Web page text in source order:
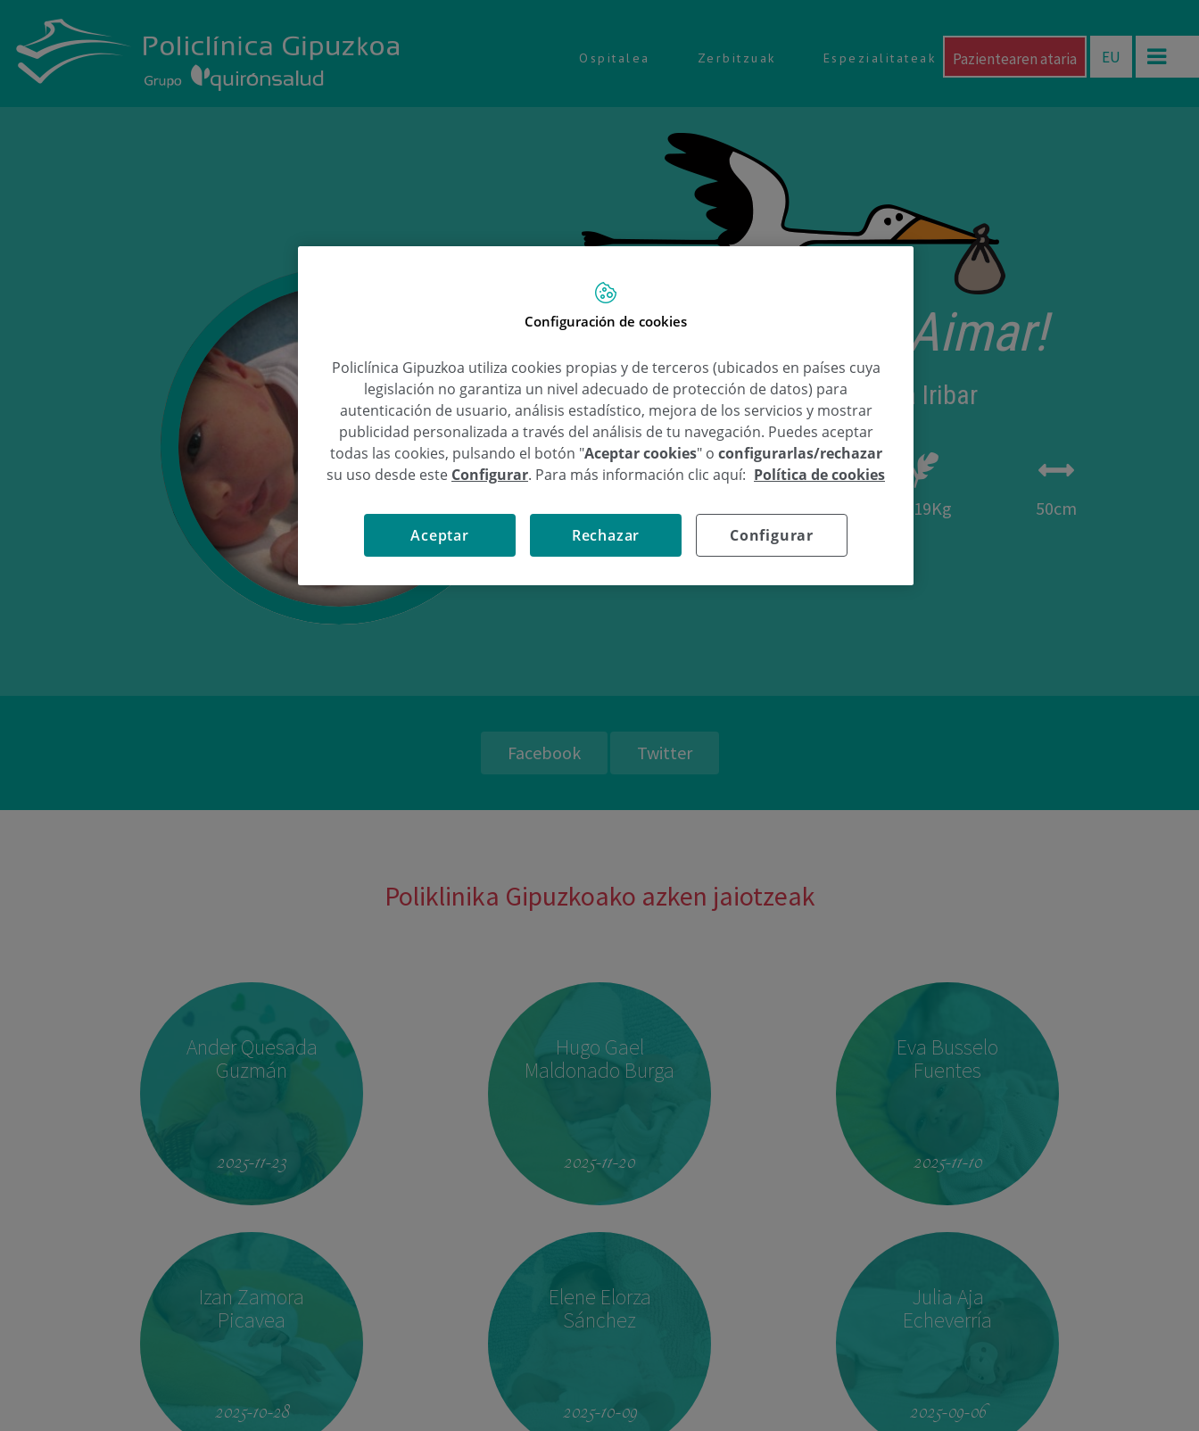
Ospitalea Zerbitzuak Espezialitateak Pazientearen ataria EU
Ongi etorri Aimar!
Aimar Arantzeta Iribar
26/03/16 00:04 3,19Kg 50cm
Facebook Twitter
Poliklinika Gipuzkoako azken jaiotzeak
Ander Quesada
Guzmán
2025-11-23
Hugo Gael
Maldonado Burga
2025-11-20
Eva Busselo
Fuentes
2025-11-10
Izan Zamora
Picavea
2025-10-28
Elene Elorza
Sánchez
2025-10-09
Julia Aja
Echeverría
2025-09-06
Configuración de cookies
Policlínica Gipuzkoa utiliza cookies propias y de terceros (ubicados en países cuya
legislación no garantiza un nivel adecuado de protección de datos) para
autenticación de usuario, análisis estadístico, mejora de los servicios y mostrar
publicidad personalizada a través del análisis de tu navegación. Puedes aceptar
todas las cookies, pulsando el botón "Aceptar cookies" o configurarlas/rechazar
su uso desde este Configurar. Para más información clic aquí: Política de cookies
Configurar
Rechazar
Aceptar